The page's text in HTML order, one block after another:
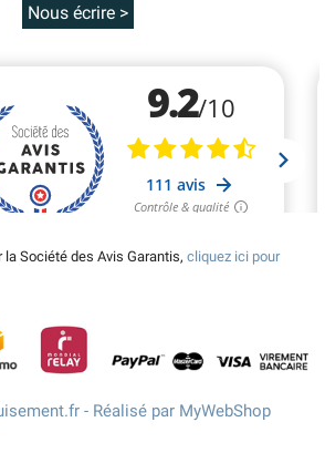
Nous écrire >
la Société des Avis Garantis, cliquez ici pour
- Réalisé par MyWebShop